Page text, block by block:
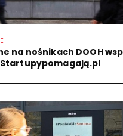
na nośnikach DOOH